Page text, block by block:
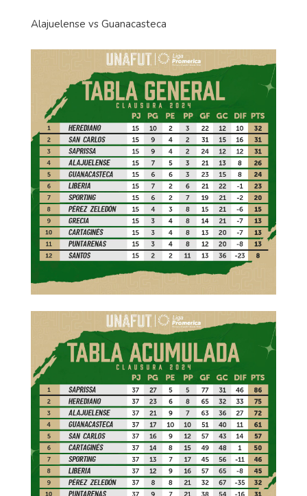
Alajuelense vs Guanacasteca